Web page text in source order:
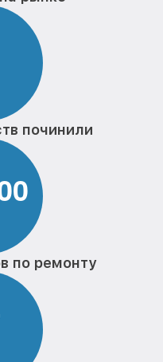
починили
0
по ремонту